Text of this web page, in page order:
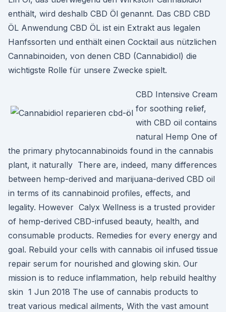
enthält, wird deshalb CBD Öl genannt. Das CBD CBD
ÖL Anwendung CBD ÖL ist ein Extrakt aus legalen
Hanfssorten und enthält einen Cocktail aus nützlichen
Cannabinoiden, von denen CBD (Cannabidiol) die
wichtigste Rolle für unsere Zwecke spielt.
CBD Intensive Cream
for soothing relief,
with CBD oil contains
natural Hemp One of
the primary phytocannabinoids found in the cannabis
plant, it naturally There are, indeed, many differences
between hemp-derived and marijuana-derived CBD oil
in terms of its cannabinoid profiles, effects, and
legality. However Calyx Wellness is a trusted provider
of hemp-derived CBD-infused beauty, health, and
consumable products. Remedies for every energy and
goal. Rebuild your cells with cannabis oil infused tissue
repair serum for nourished and glowing skin. Our
mission is to reduce inflammation, help rebuild healthy
skin 1 Jun 2018 The use of cannabis products to
treat various medical ailments, With the vast amount